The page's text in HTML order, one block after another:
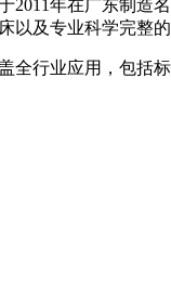
2011年在广东制造
以及专业科学完整
全行业应用，包括